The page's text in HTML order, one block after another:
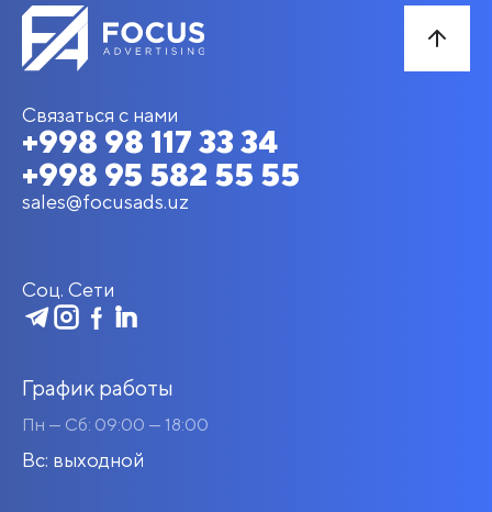
Связаться с нами
+998 98 117 33 34
+998 95 582 55 55
sales@focusads.uz
Соц. Сети
График работы
Пн — Сб: 09:00 — 18:00
Вс: выходной